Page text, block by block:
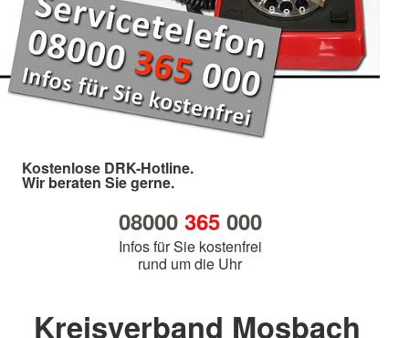
Kostenlose DRK-Hotline.
Wir beraten Sie gerne.
08000 365000
Infos für Sie kostenfrei
rund um die Uhr
Kreisverband Mosbach